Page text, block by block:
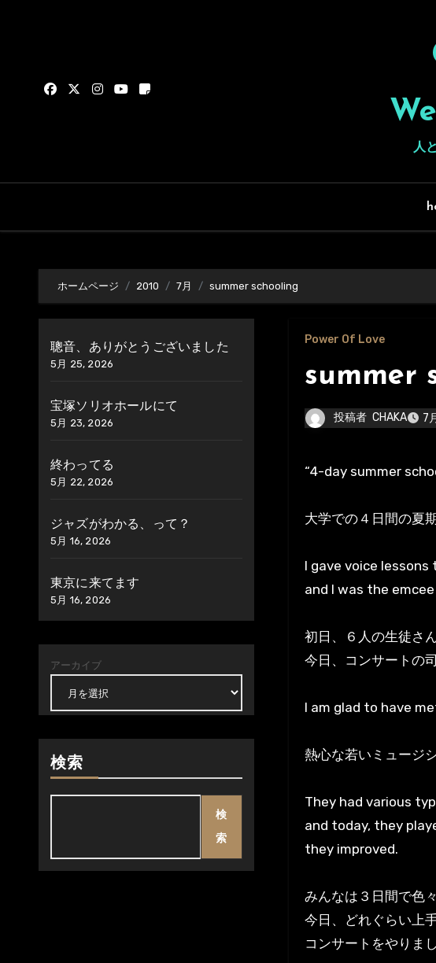
人
ホームページ 2010 7月 summer schooling
聰音、ありがとうございました
5月 25, 2026
宝塚ソリオホールにて
5月 23, 2026
終わってる
5月 22, 2026
ジャズがわかる、って？
5月 16, 2026
東京に来てます
5月 16, 2026
アーカイブ
検索
検
索
Power Of Love
summer
投稿者 CHAKA 7
“4-day summer
大学での４日間の夏
I gave voice
and I was the
初日、６人の生徒さ
今日、コンサートの
I am glad to have
熱心な若いミュージ
They had various
and today, they
they improved.
みんなは３日間で色
今日、どれぐらい上
コンサートをやりま